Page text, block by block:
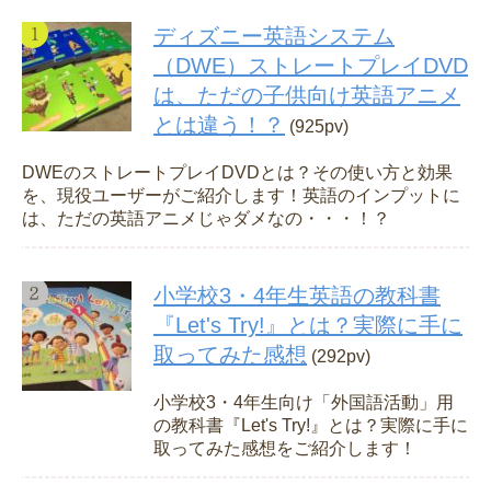
ディズニー英語システム
（DWE）ストレートプレイDVD
は、ただの子供向け英語アニメ
とは違う！？ (925pv)
DWEのストレートプレイDVDとは？その使い方と効果
を、現役ユーザーがご紹介します！英語のインプットに
は、ただの英語アニメじゃダメなの・・・！？
小学校3・4年生英語の教科書
『Let's Try!』とは？実際に手に
取ってみた感想 (292pv)
小学校3・4年生向け「外国語活動」用
の教科書『Let's Try!』とは？実際に手に
取ってみた感想をご紹介します！